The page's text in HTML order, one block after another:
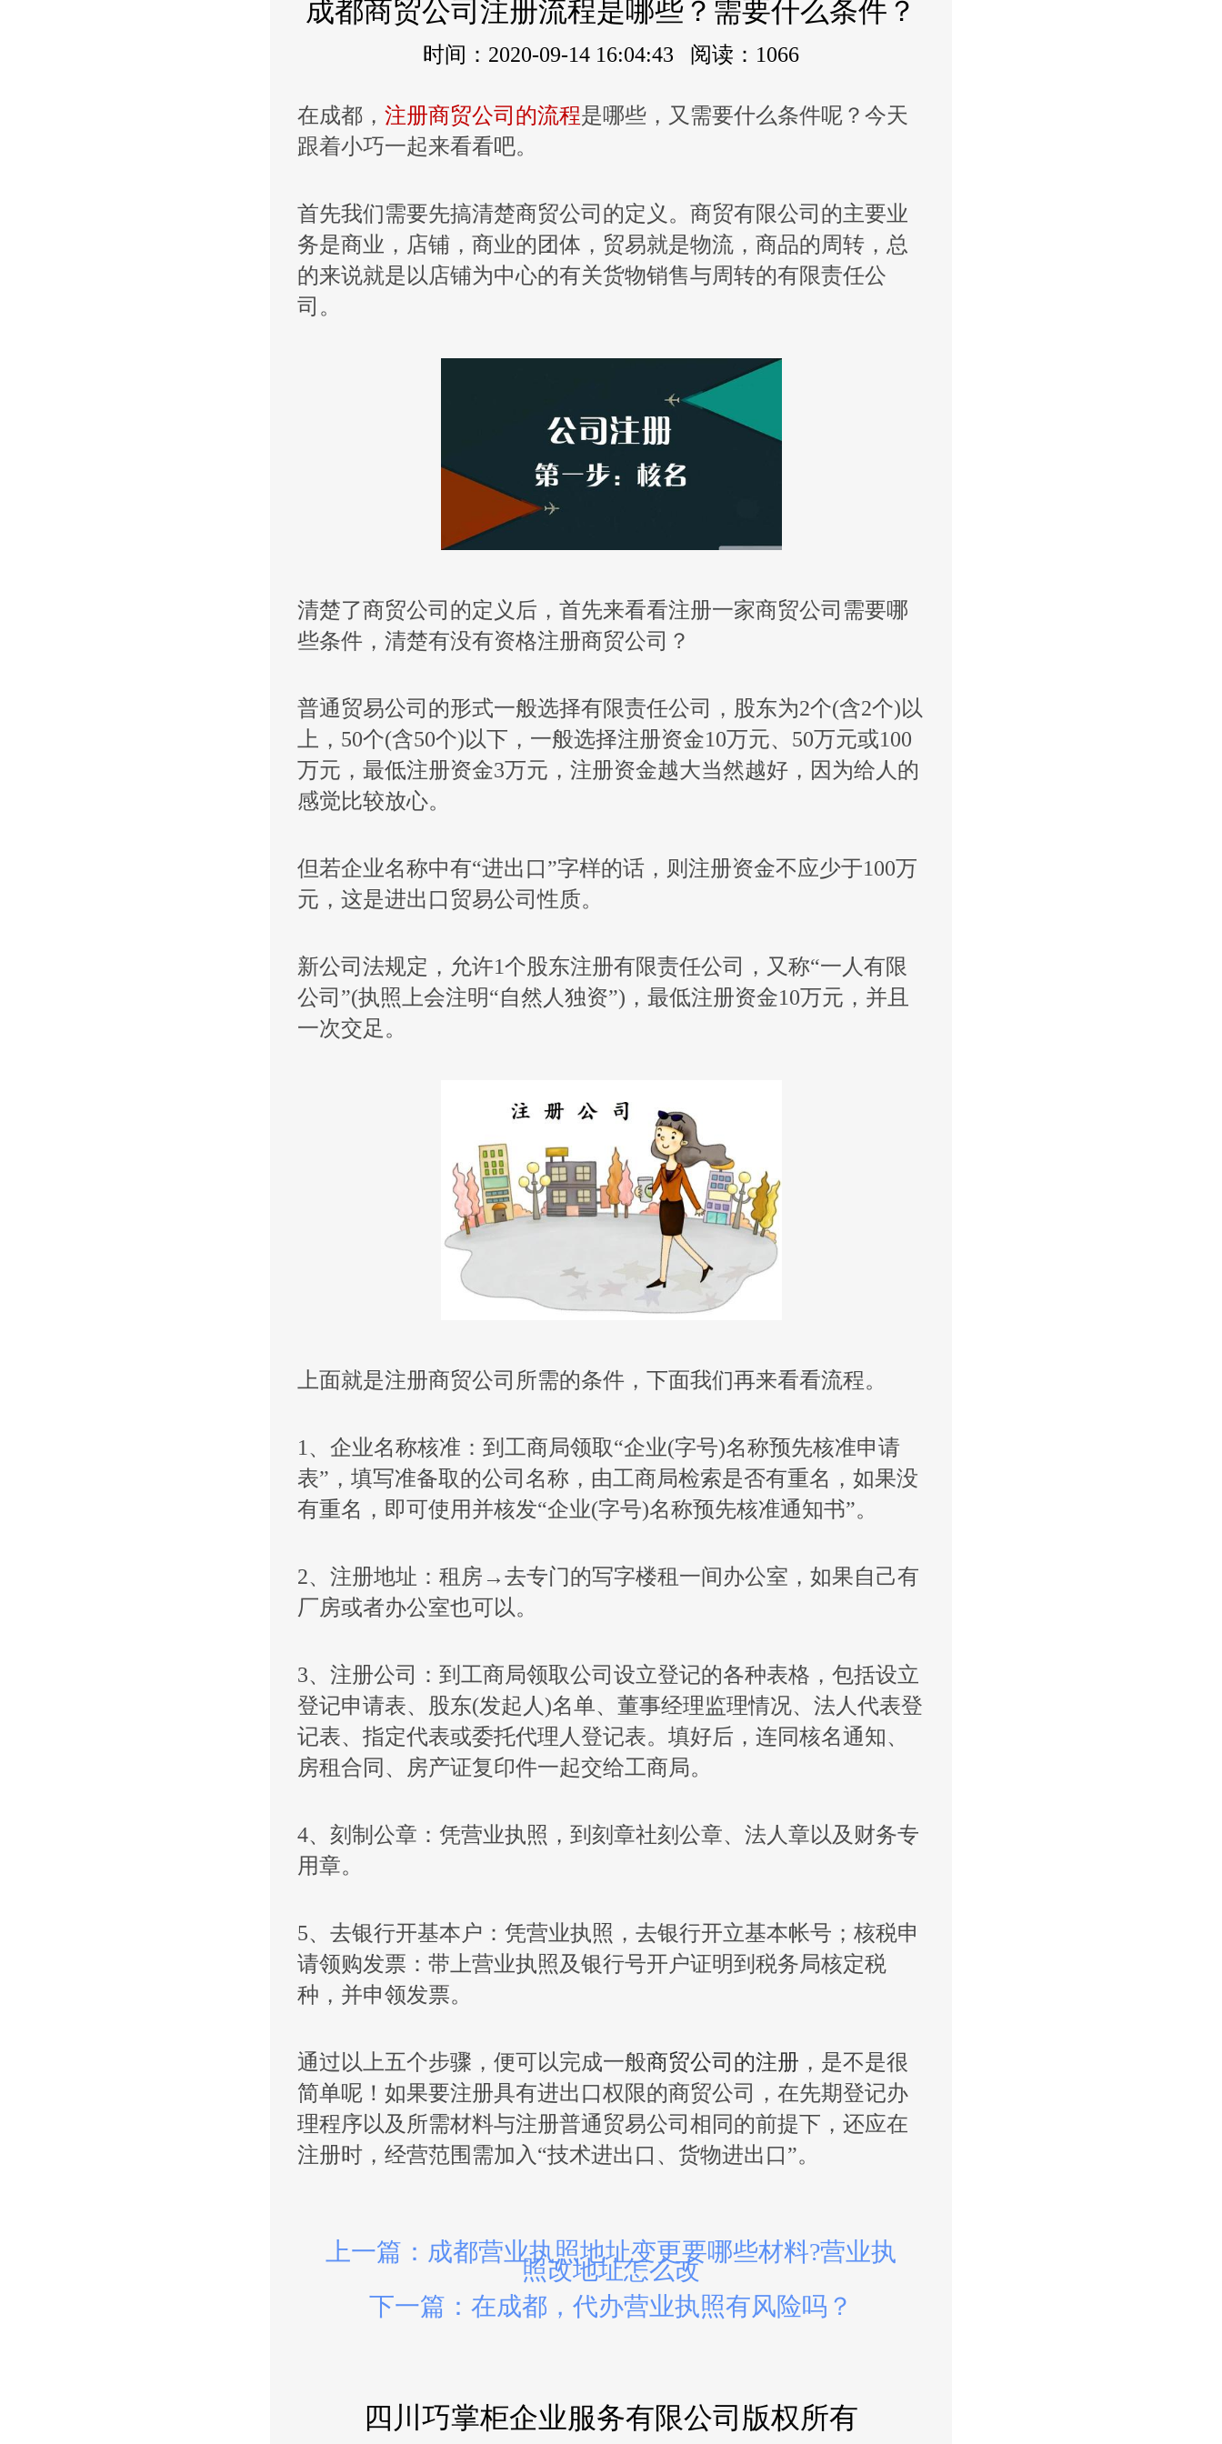
成都商贸公司注册流程是哪些？需要什么条件？
时间：2020-09-14 16:04:43 阅读：1066
在成都， 注册商贸公司的流程是哪些，又需要什么条件呢？今天
跟着小巧一起来看看吧。
首先我们需要先搞清楚商贸公司的定义。商贸有限公司的主要业
务是商业，店铺，商业的团体，贸易就是物流，商品的周转，总
的来说就是以店铺为中心的有关货物销售与周转的有限责任公
司。
清楚了商贸公司的定义后，首先来看看注册一家商贸公司需要哪
些条件，清楚有没有资格注册商贸公司？
普通贸易公司的形式一般选择有限责任公司，股东为2个(含2个)以
上，50个(含50个)以下，一般选择注册资金10万元、50万元或100
万元，最低注册资金3万元，注册资金越大当然越好，因为给人的
感觉比较放心。
但若企业名称中有“进出口”字样的话，则注册资金不应少于100万
元，这是进出口贸易公司性质。
新公司法规定，允许1个股东注册有限责任公司，又称“一人有限
公司”(执照上会注明“自然人独资”)，最低注册资金10万元，并且
一次交足。
上面就是注册商贸公司所需的条件，下面我们再来看看流程。
1、企业名称核准：到工商局领取“企业(字号)名称预先核准申请
表”，填写准备取的公司名称，由工商局检索是否有重名，如果没
有重名，即可使用并核发“企业(字号)名称预先核准通知书”。
2、注册地址：租房→去专门的写字楼租一间办公室，如果自己有
厂房或者办公室也可以。
3、注册公司：到工商局领取公司设立登记的各种表格，包括设立
登记申请表、股东(发起人)名单、董事经理监理情况、法人代表登
记表、指定代表或委托代理人登记表。填好后，连同核名通知、
房租合同、房产证复印件一起交给工商局。
4、刻制公章：凭营业执照，到刻章社刻公章、法人章以及财务专
用章。
5、去银行开基本户：凭营业执照，去银行开立基本帐号；核税申
请领购发票：带上营业执照及银行号开户证明到税务局核定税
种，并申领发票。
通过以上五个步骤，便可以完成一般商贸公司的注册 ，是不是很
简单呢！如果要注册具有进出口权限的商贸公司，在先期登记办
理程序以及所需材料与注册普通贸易公司相同的前提下，还应在
注册时，经营范围需加入“技术进出口、货物进出口”。
上一篇：成都营业执照地址变更要哪些材料?营业执
照改地址怎么改
下一篇：在成都，代办营业执照有风险吗？
四川巧掌柜企业服务有限公司版权所有